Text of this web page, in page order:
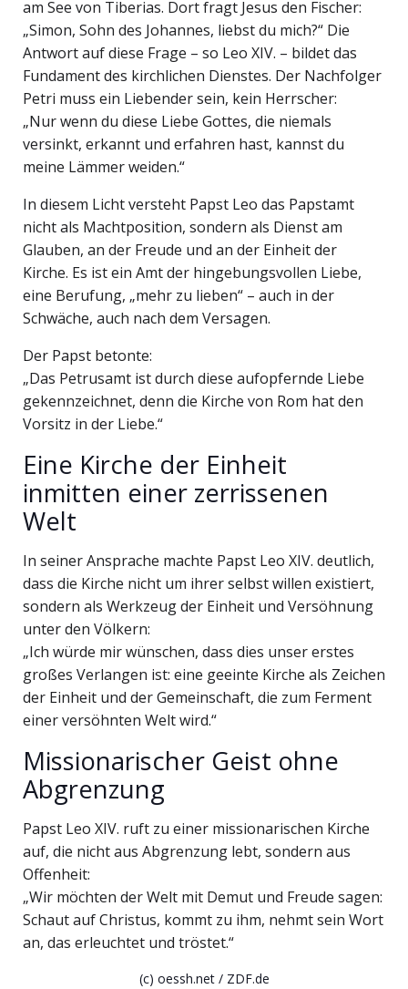
am See von Tiberias. Dort fragt Jesus den Fischer:
„Simon, Sohn des Johannes, liebst du mich?“ Die
Antwort auf diese Frage – so Leo XIV. – bildet das
Fundament des kirchlichen Dienstes. Der Nachfolger
Petri muss ein Liebender sein, kein Herrscher:
„Nur wenn du diese Liebe Gottes, die niemals
versinkt, erkannt und erfahren hast, kannst du
meine Lämmer weiden.“
In diesem Licht versteht Papst Leo das Papstamt
nicht als Machtposition, sondern als Dienst am
Glauben, an der Freude und an der Einheit der
Kirche. Es ist ein Amt der hingebungsvollen Liebe,
eine Berufung, „mehr zu lieben“ – auch in der
Schwäche, auch nach dem Versagen.
Der Papst betonte:
„Das Petrusamt ist durch diese aufopfernde Liebe
gekennzeichnet, denn die Kirche von Rom hat den
Vorsitz in der Liebe.“
Eine Kirche der Einheit
inmitten einer zerrissenen
Welt
In seiner Ansprache machte Papst Leo XIV. deutlich,
dass die Kirche nicht um ihrer selbst willen existiert,
sondern als Werkzeug der Einheit und Versöhnung
unter den Völkern:
„Ich würde mir wünschen, dass dies unser erstes
großes Verlangen ist: eine geeinte Kirche als Zeichen
der Einheit und der Gemeinschaft, die zum Ferment
einer versöhnten Welt wird.“
Missionarischer Geist ohne
Abgrenzung
Papst Leo XIV. ruft zu einer missionarischen Kirche
auf, die nicht aus Abgrenzung lebt, sondern aus
Offenheit:
„Wir möchten der Welt mit Demut und Freude sagen:
Schaut auf Christus, kommt zu ihm, nehmt sein Wort
an, das erleuchtet und tröstet.“
(c) oessh.net / ZDF.de